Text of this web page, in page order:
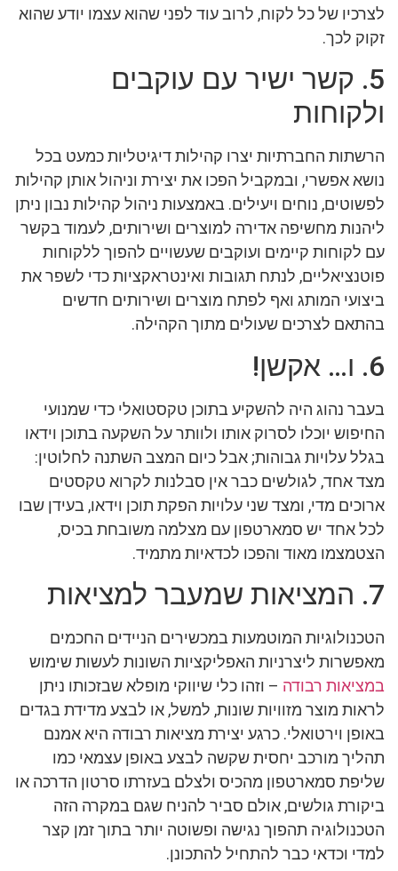
לצרכיו של כל לקוח, לרוב עוד לפני שהוא עצמו יודע שהוא
זקוק לכך.
5. קשר ישיר עם עוקבים
ולקוחות
הרשתות החברתיות יצרו קהילות דיגיטליות כמעט בכל
נושא אפשרי, ובמקביל הפכו את יצירת וניהול אותן קהילות
לפשוטים, נוחים ויעילים. באמצעות ניהול קהילות נבון ניתן
ליהנות מחשיפה אדירה למוצרים ושירותים, לעמוד בקשר
עם לקוחות קיימים ועוקבים שעשויים להפוך ללקוחות
פוטנציאליים, לנתח תגובות ואינטראקציות כדי לשפר את
ביצועי המותג ואף לפתח מוצרים ושירותים חדשים
בהתאם לצרכים שעולים מתוך הקהילה.
6. ו… אקשן!
בעבר נהוג היה להשקיע בתוכן טקסטואלי כדי שמנועי
החיפוש יוכלו לסרוק אותו ולוותר על השקעה בתוכן וידאו
בגלל עלויות גבוהות; אבל כיום המצב השתנה לחלוטין:
מצד אחד, לגולשים כבר אין סבלנות לקרוא טקסטים
ארוכים מדי, ומצד שני עלויות הפקת תוכן וידאו, בעידן שבו
לכל אחד יש סמארטפון עם מצלמה משובחת בכיס,
הצטמצמו מאוד והפכו לכדאיות מתמיד.
7. המציאות שמעבר למציאות
הטכנולוגיות המוטמעות במכשירים הניידים החכמים
מאפשרות ליצרניות האפליקציות השונות לעשות שימוש
במציאות רבודה – וזהו כלי שיווקי מופלא שבזכותו ניתן
לראות מוצר מזוויות שונות, למשל, או לבצע מדידת בגדים
באופן וירטואלי. כרגע יצירת מציאות רבודה היא אמנם
תהליך מורכב יחסית שקשה לבצע באופן עצמאי כמו
שליפת סמארטפון מהכיס ולצלם בעזרתו סרטון הדרכה או
ביקורת גולשים, אולם סביר להניח שגם במקרה הזה
הטכנולוגיה תהפוך נגישה ופשוטה יותר בתוך זמן קצר
למדי וכדאי כבר להתחיל להתכונן.